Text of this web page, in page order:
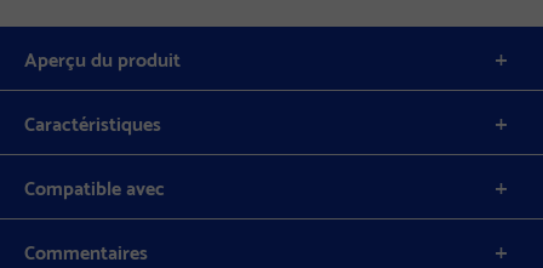
Aperçu du produit
Caractéristiques
Compatible avec
Commentaires